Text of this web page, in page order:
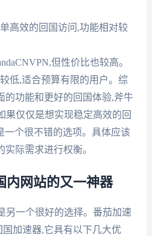
高效的回国访问,功能相对较
但性价比也较高。
低,适合预算有限的用户。综
的功能和更好的回国体验,斧牛
果仅仅是想实现稳定高效的回
一个很不错的选项。具体应该
际需求进行权衡。
内网站的又一神器
另一个很好的选择。番茄加速
加速器,它具有以下几大优